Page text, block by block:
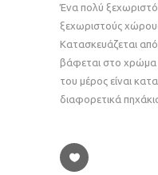
Ένα πολύ ξεχωριστό
ξεχωριστούς
Κατασκευάζεται
βάφεται στο χρώμα
του μέρος είναι
διαφορετικά